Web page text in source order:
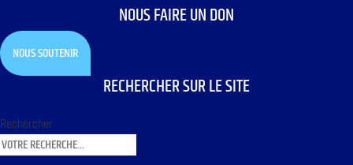
NOUS FAIRE UN DON
NOUS SOUTENIR
RECHERCHER SUR LE SITE
Rechercher